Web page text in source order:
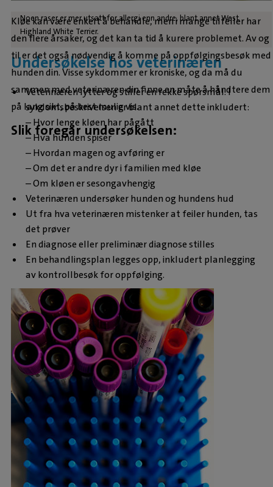
Noen raser er mer utsatt for allergi enn andre, blant annet West
Highland White Terrier.
Undersøkelse hos veterinæren
Kløe kan være enkelt å behandle, men i mange tilfeller har
den flere årsaker, og det kan ta tid å kurere problemet. Av og
til er det også nødvendig å komme på oppfølgingsbesøk med
hunden din. Visse sykdommer er kroniske, og da må du
sammen med veterinæren din finne en måte å håndtere dem
på lang sikt, på best mulig vis.
Slik foregår undersøkelsen:
Veterinæren lytter og stiller en rekke spørsmål. I
sykdomsbeskrivelsen er blant annet dette inkludert:
– Hvor lenge kløen har pågått
– Hva hunden spiser
– Hvordan magen og avføring er
– Om det er andre dyr i familien med kløe
– Om kløen er sesongavhengig
Veterinæren undersøker hunden og hundens hud
Ut fra hva veterinæren mistenker at feiler hunden, tas
det prøver
En diagnose eller preliminær diagnose stilles
En behandlingsplan legges opp, inkludert planlegging
av kontrollbesøk for oppfølging.